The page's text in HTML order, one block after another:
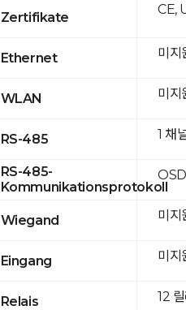
Zertifikate
Ethernet
WLAN
RS-485
RS-485-
Kommunikationsprotokoll
Wiegand
Eingang
Relais
CE,
미지
미지
1 채
미지
미지
12